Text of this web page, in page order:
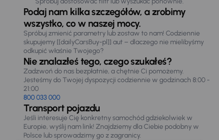
Podaj nam kilka szczegółów, a zrobimy
wszystko, co w naszej mocy.
Spróbuj zmienić parametry lub zostaw to nam! Codziennie
skupujemy [[dailyCarsBuy-pl]] aut – dlaczego nie mielibyśmy
odkupić właśnie Twojego?
Nie znalazłeś tego, czego szukałeś?
Zadzwoń do nas bezpłatnie, a chętnie Ci pomożemy.
Jesteśmy do Twojej dyspozycji codziennie w godzinach 8:00 -
21:00
800 033 000
Transport pojazdu
Jeśli interesuje Cię konkretny samochód gdziekolwiek w
Europie, wyślij nam link! Znajdziemy dla Ciebie podobny w
Polsce lub sprowadzimy go z zagranicy.